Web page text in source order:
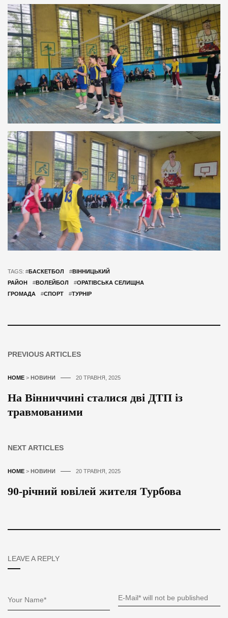
TAGS: #БАСКЕТБОЛ #ВІННИЦЬКИЙ
РАЙОН
#ВОЛЕЙБОЛ #ОРАТІВСЬКА СЕЛИЩНА
ГРОМАДА
#СПОРТ #ТУРНІР
PREVIOUS ARTICLES
HOME > НОВИНИ 20 ТРАВНЯ, 2025
На Вінниччині сталися дві ДТП із
травмованими
NEXT ARTICLES
HOME > НОВИНИ 20 ТРАВНЯ, 2025
90-річний ювілей жителя Турбова
LEAVE A REPLY